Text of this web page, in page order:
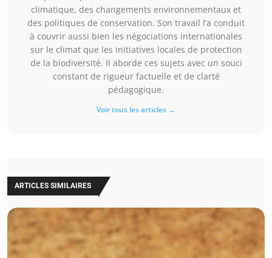
climatique, des changements environnementaux et
des politiques de conservation. Son travail l’a conduit
à couvrir aussi bien les négociations internationales
sur le climat que les initiatives locales de protection
de la biodiversité. Il aborde ces sujets avec un souci
constant de rigueur factuelle et de clarté
pédagogique.
Voir tous les articles →
ARTICLES SIMILAIRES